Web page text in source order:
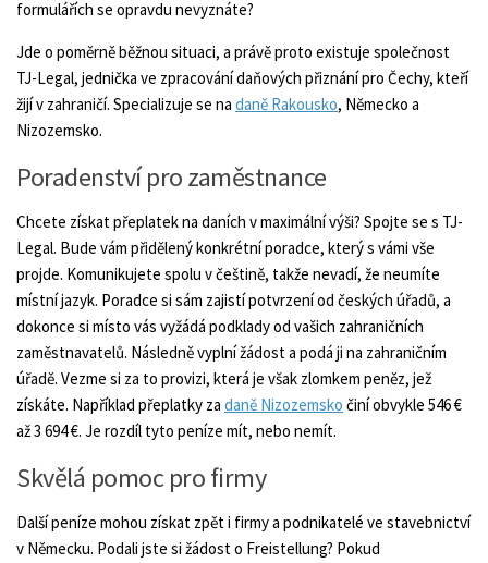
formulářích se opravdu nevyznáte?
Jde o poměrně běžnou situaci, a právě proto existuje společnost
TJ-Legal, jednička ve zpracování daňových přiznání pro Čechy, kteří
žijí v zahraničí. Specializuje se na daně Rakousko, Německo a
Nizozemsko.
Poradenství pro zaměstnance
Chcete získat přeplatek na daních v maximální výši? Spojte se s TJ-
Legal. Bude vám přidělený konkrétní poradce, který s vámi vše
projde. Komunikujete spolu v češtině, takže nevadí, že neumíte
místní jazyk. Poradce si sám zajistí potvrzení od českých úřadů, a
dokonce si místo vás vyžádá podklady od vašich zahraničních
zaměstnavatelů. Následně vyplní žádost a podá ji na zahraničním
úřadě. Vezme si za to provizi, která je však zlomkem peněz, jež
získáte. Například přeplatky za daně Nizozemsko činí obvykle 546 €
až 3 694 €. Je rozdíl tyto peníze mít, nebo nemít.
Skvělá pomoc pro firmy
Další peníze mohou získat zpět i firmy a podnikatelé ve stavebnictví
v Německu. Podali jste si žádost o Freistellung? Pokud